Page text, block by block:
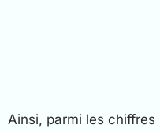
Ainsi, parmi les